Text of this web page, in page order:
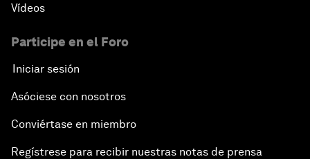
Vídeos
Participe en el Foro
Iniciar sesión
Asóciese con nosotros
Conviértase en miembro
Regístrese para recibir nuestras notas de prensa